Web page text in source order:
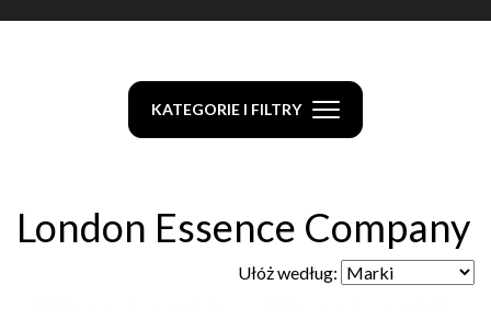
KATEGORIE I FILTRY
London Essence Company
Ułóż według: